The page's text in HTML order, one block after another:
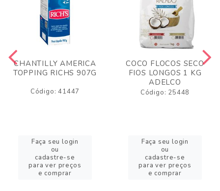
CHANTILLY AMERICA
TOPPING RICHS 907G
Código: 41447
Faça seu login
ou
cadastre-se
para ver preços
e comprar
COCO FLOCOS SECO
FIOS LONGOS 1 KG
ADELCO
Código: 25448
Faça seu login
ou
cadastre-se
para ver preços
e comprar